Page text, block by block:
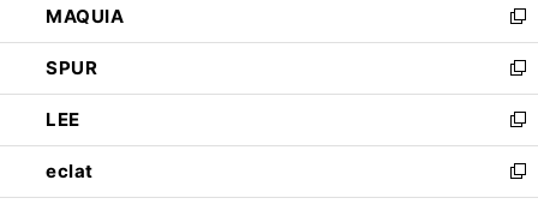
ド
ウ
で
開
く
ィ
ン
ド
ウ
で
開
く
い
ウ
ィ
ン
ド
ウ
で
開
MAQUIA
新
し
い
ウ
ィ
ン
ド
ウ
SPUR
新
し
い
ウ
ィ
ン
LEE
新
し
い
ウ
eclat
新
し